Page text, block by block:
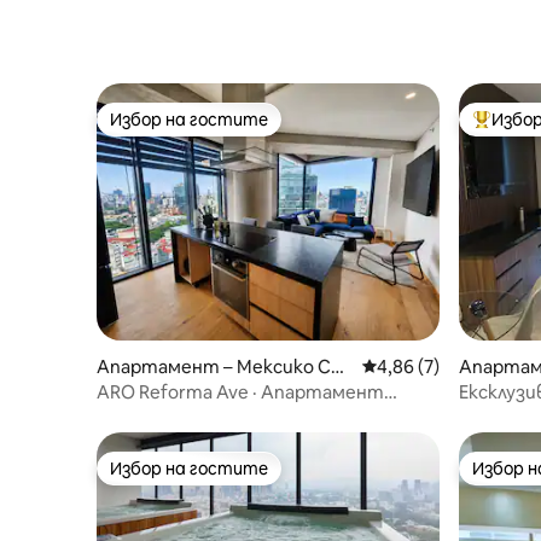
Избор на гостите
Избор на гостите
Апартамент – Мексико Си
ти
Средна оценка:
4,86 (7)
ARO Reforma Ave · Апартамент
Най-
ти
Избор на гостите
Избор на гостите Избор
Избор